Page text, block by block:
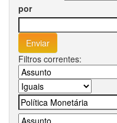
por
Filtros correntes: